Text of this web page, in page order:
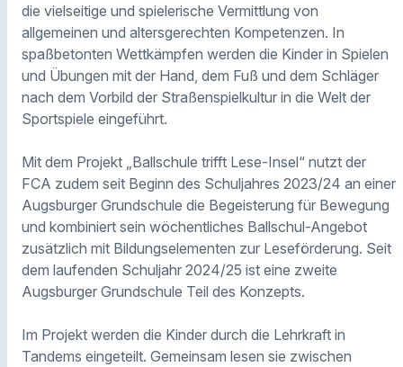
die vielseitige und spielerische Vermittlung von
allgemeinen und altersgerechten Kompetenzen. In
spaßbetonten Wettkämpfen werden die Kinder in Spielen
und Übungen mit der Hand, dem Fuß und dem Schläger
nach dem Vorbild der Straßenspielkultur in die Welt der
Sportspiele eingeführt.
Mit dem Projekt „Ballschule trifft Lese-Insel“ nutzt der
FCA zudem seit Beginn des Schuljahres 2023/24 an einer
Augsburger Grundschule die Begeisterung für Bewegung
und kombiniert sein wöchentliches Ballschul-Angebot
zusätzlich mit Bildungselementen zur Leseförderung. Seit
dem laufenden Schuljahr 2024/25 ist eine zweite
Augsburger Grundschule Teil des Konzepts.
Im Projekt werden die Kinder durch die Lehrkraft in
Tandems eingeteilt. Gemeinsam lesen sie zwischen